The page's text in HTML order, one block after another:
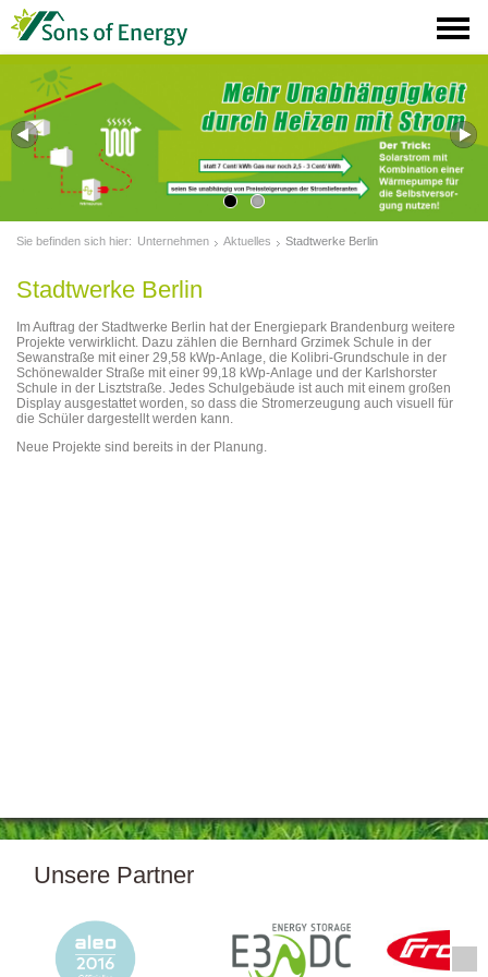
Sie befinden sich hier: Unternehmen Aktuelles Stadtwerke Berlin
Stadtwerke Berlin
Im Auftrag der Stadtwerke Berlin hat der Energiepark Brandenburg weitere
Projekte verwirklicht. Dazu zählen die Bernhard Grzimek Schule in der
Sewanstraße mit einer 29,58 kWp-Anlage, die Kolibri-Grundschule in der
Schönewalder Straße mit einer 99,18 kWp-Anlage und der Karlshorster
Schule in der Lisztstraße. Jedes Schulgebäude ist auch mit einem großen
Display ausgestattet worden, so dass die Stromerzeugung auch visuell für
die Schüler dargestellt werden kann.
Neue Projekte sind bereits in der Planung.
Unsere Partner